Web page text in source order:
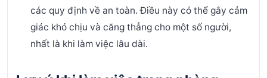
các quy định về an toàn. Điều này có thể gây cảm
giác khó chịu và căng thẳng cho một số người,
nhất là khi làm việc lâu dài.